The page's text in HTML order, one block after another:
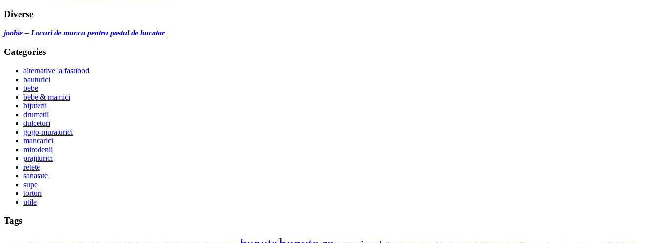
Diverse
jooble – Locuri de munca pentru postul de bucatar
Categories
alternative la fastfood
bauturici
bebe
bebe & mamici
bijuterii
drumetii
dulceturi
gogo-muraturici
mancarici
mirodenii
prajiturici
retete
sanatate
supe
torturi
utile
Tags